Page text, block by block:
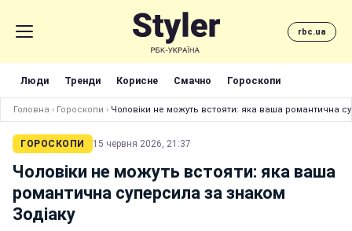
rbc.ua
Люди Тренди Корисне Смачно Гороскопи
Головна › Гороскопи › Чоловіки не можуть встояти: яка ваша романтична
ГОРОСКОПИ 15 червня 2026, 21:37
Чоловіки не можуть встояти: яка ваша
романтична суперсила за знаком
Зодіаку